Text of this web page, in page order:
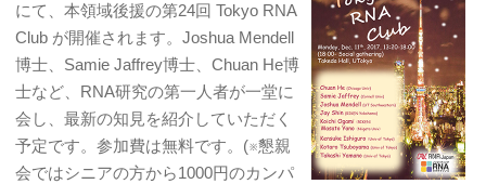
にて、本領域後援の第24回 Tokyo RNA
Club が開催されます。Joshua Mendell
博士、Samie Jaffrey博士、Chuan He博
士など、RNA研究の第一人者が一堂に
会し、最新の知見を紹介していただく
予定です。参加費は無料です。(※懇親
会ではシニアの方から1000円のカンパ